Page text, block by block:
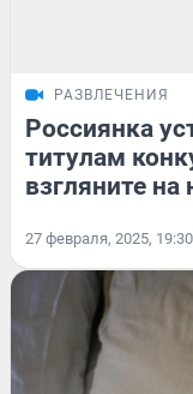
РАЗВЛЕЧЕНИЯ
Россиянка
титулам
взгляните на
27 февраля, 2025, 19:30